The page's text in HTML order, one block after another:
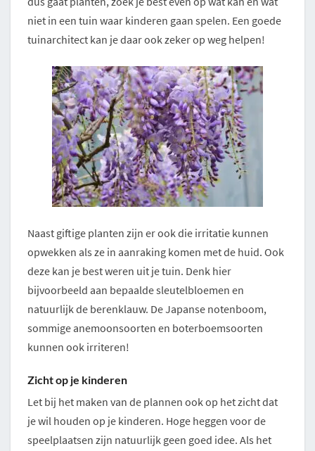
niet in een tuin waar kinderen gaan spelen. Een goede
tuinarchitect kan je daar ook zeker op weg helpen!
Naast giftige planten zijn er ook die irritatie kunnen
opwekken als ze in aanraking komen met de huid. Ook
deze kan je best weren uit je tuin. Denk hier
bijvoorbeeld aan bepaalde sleutelbloemen en
natuurlijk de berenklauw. De Japanse notenboom,
sommige anemoonsoorten en boterboemsoorten
kunnen ook irriteren!
Zicht op je kinderen
Let bij het maken van de plannen ook op het zicht dat
je wil houden op je kinderen. Hoge heggen voor de
speelplaatsen zijn natuurlijk geen goed idee. Als het